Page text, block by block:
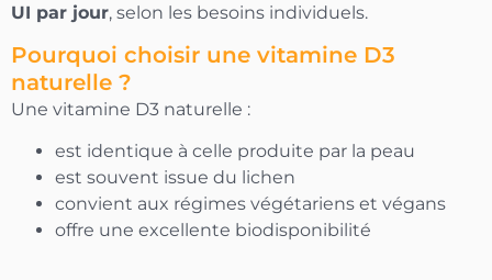
UI par jour, selon les besoins individuels.
Pourquoi choisir une vitamine D3
naturelle ?
Une vitamine D3 naturelle :
est identique à celle produite par la peau
est souvent issue du lichen
convient aux régimes végétariens et végans
offre une excellente biodisponibilité